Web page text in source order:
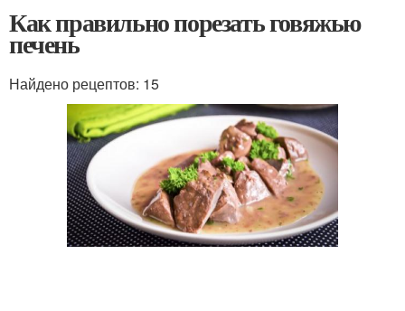
Как правильно порезать говяжью
печень
Найдено рецептов: 15